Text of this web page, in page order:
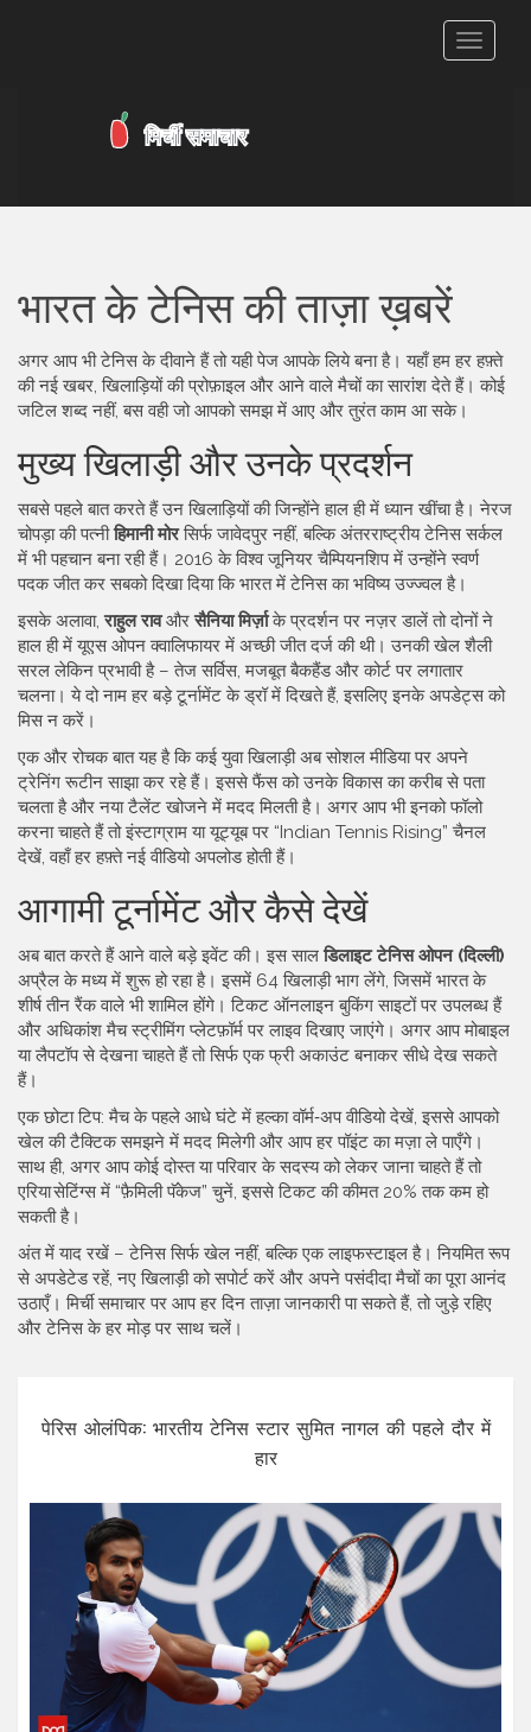
टॉगल
भारत के टेनिस की ताज़ा ख़बरें
अगर आप भी टेनिस के दीवाने हैं तो यही पेज आपके लिये बना है। यहाँ हम हर हफ़्ते
की नई खबर, खिलाड़ियों की प्रोफ़ाइल और आने वाले मैचों का सारांश देते हैं। कोई
जटिल शब्द नहीं, बस वही जो आपको समझ में आए और तुरंत काम आ सके।
मुख्य खिलाड़ी और उनके प्रदर्शन
सबसे पहले बात करते हैं उन खिलाड़ियों की जिन्होंने हाल ही में ध्यान खींचा है। नेरज
चोपड़ा की पत्नीहिमानी मोरसिर्फ जावेदपुर नहीं, बल्कि अंतरराष्ट्रीय टेनिस सर्कल
में भी पहचान बना रही हैं। 2016 के विश्व जूनियर चैम्पियनशिप में उन्होंने स्वर्ण
पदक जीत कर सबको दिखा दिया कि भारत में टेनिस का भविष्य उज्ज्वल है।
इसके अलावा,राहुल रावऔरसैनिया मिर्ज़ाके प्रदर्शन पर नज़र डालें तो दोनों ने
हाल ही में यूएस ओपन क्वालिफायर में अच्छी जीत दर्ज की थी। उनकी खेल शैली
सरल लेकिन प्रभावी है – तेज सर्विस, मजबूत बैकहैंड और कोर्ट पर लगातार
चलना। ये दो नाम हर बड़े टूर्नामेंट के ड्रॉ में दिखते हैं, इसलिए इनके अपडेट्स को
मिस न करें।
एक और रोचक बात यह है कि कई युवा खिलाड़ी अब सोशल मीडिया पर अपने
ट्रेनिंग रूटीन साझा कर रहे हैं। इससे फैंस को उनके विकास का करीब से पता
चलता है और नया टैलेंट खोजने में मदद मिलती है। अगर आप भी इनको फॉलो
करना चाहते हैं तो इंस्टाग्राम या यूट्यूब पर “Indian Tennis Rising” चैनल
देखें, वहाँ हर हफ़्ते नई वीडियो अपलोड होती हैं।
आगामी टूर्नामेंट और कैसे देखें
अब बात करते हैं आने वाले बड़े इवेंट की। इस सालडिलाइट टेनिस ओपन (दिल्ली)
अप्रैल के मध्य में शुरू हो रहा है। इसमें 64 खिलाड़ी भाग लेंगे, जिसमें भारत के
शीर्ष तीन रैंक वाले भी शामिल होंगे। टिकट ऑनलाइन बुकिंग साइटों पर उपलब्ध हैं
और अधिकांश मैच स्ट्रीमिंग प्लेटफ़ॉर्म पर लाइव दिखाए जाएंगे। अगर आप मोबाइल
या लैपटॉप से देखना चाहते हैं तो सिर्फ एक फ्री अकाउंट बनाकर सीधे देख सकते
हैं।
एक छोटा टिप: मैच के पहले आधे घंटे में हल्का वॉर्म‑अप वीडियो देखें, इससे आपको
खेल की टैक्टिक समझने में मदद मिलेगी और आप हर पॉइंट का मज़ा ले पाएँगे।
साथ ही, अगर आप कोई दोस्त या परिवार के सदस्य को लेकर जाना चाहते हैं तो
एरिया सेटिंग्स में “फ़ैमिली पॅकेज” चुनें, इससे टिकट की कीमत 20% तक कम हो
सकती है।
अंत में याद रखें – टेनिस सिर्फ खेल नहीं, बल्कि एक लाइफस्टाइल है। नियमित रूप
से अपडेटेड रहें, नए खिलाड़ी को सपोर्ट करें और अपने पसंदीदा मैचों का पूरा आनंद
उठाएँ। मिर्ची समाचार पर आप हर दिन ताज़ा जानकारी पा सकते हैं, तो जुड़े रहिए
और टेनिस के हर मोड़ पर साथ चलें।
पेरिस ओलंपिक: भारतीय टेनिस स्टार सुमित नागल की पहले दौर में
हार